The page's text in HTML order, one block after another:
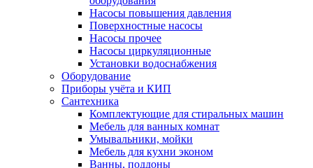
Насосы повышения давления
Поверхностные насосы
Насосы прочее
Насосы циркуляционные
Установки водоснабжения
Оборудование
Приборы учёта и КИП
Сантехника
Комплектующие для стиральных машин
Мебель для ванных комнат
Умывальники, мойки
Мебель для кухни эконом
Ванны, поддоны